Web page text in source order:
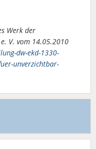
Werk der
V. vom 14.05.2010
dw-ekd-1330-
unverzichtbar-